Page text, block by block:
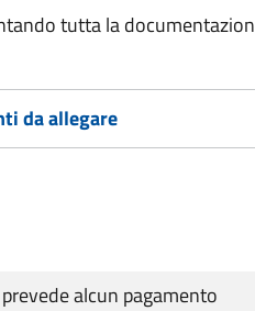
tutta la
da allegare
alcun pagamento